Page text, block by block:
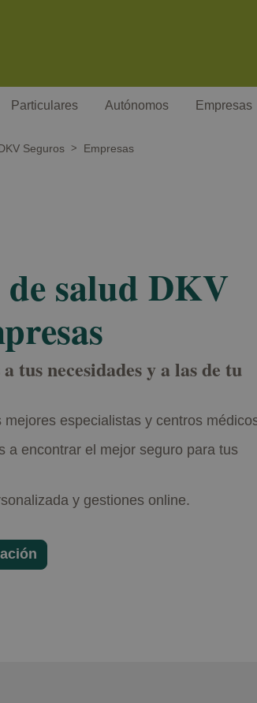
Particulares Autónomos Empresas
Seguros Empresas
de salud DKV
tus necesidades y a las de tu
mejores especialistas y centros
a encontrar el mejor seguro para tus
y gestiones online.